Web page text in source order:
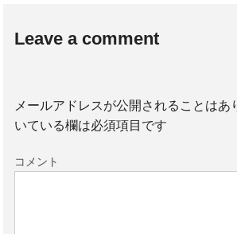
Leave a comment
メールアドレスが公開されることはあ
いている欄は必須項目です
コメント